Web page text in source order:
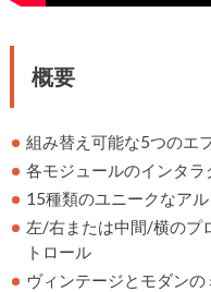
概要
組み替え可能な5つのエ
各モジュールのインタ
15種類のユニークなア
左/右または中間/横のプ
トロール
ヴィンテージとモダン